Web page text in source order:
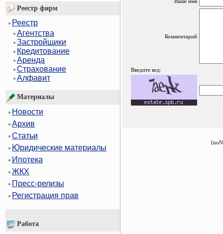
Реестр фирм
Реестр
Агентства
Застройщики
Кредитование
Аренда
Страхование
Алфавит
Материалы
Новости
Архив
Статьи
Юридические материалы
Ипотека
ЖКХ
Пресс-релизы
Регистрация прав
Работа
Комментарий
Введите код: